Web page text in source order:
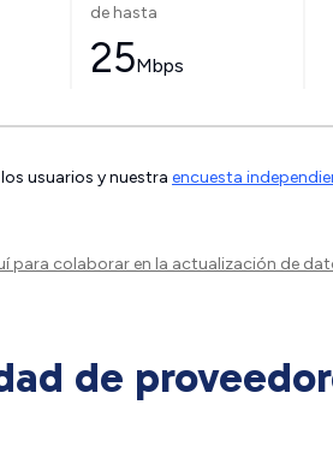
de hasta
25Mbps
usuarios y nuestra encuesta
para colaborar en la actualización de
de